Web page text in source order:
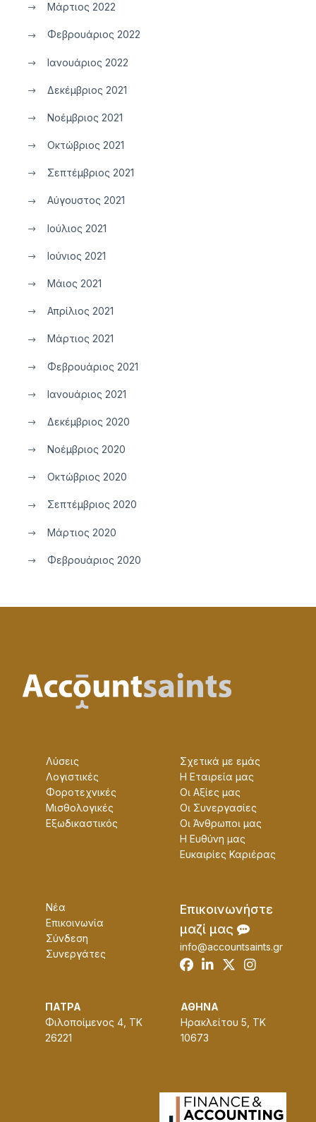
Μάρτιος 2022
Φεβρουάριος 2022
Ιανουάριος 2022
Δεκέμβριος 2021
Νοέμβριος 2021
Οκτώβριος 2021
Σεπτέμβριος 2021
Αύγουστος 2021
Ιούλιος 2021
Ιούνιος 2021
Μάιος 2021
Απρίλιος 2021
Μάρτιος 2021
Φεβρουάριος 2021
Ιανουάριος 2021
Δεκέμβριος 2020
Νοέμβριος 2020
Οκτώβριος 2020
Σεπτέμβριος 2020
Μάρτιος 2020
Φεβρουάριος 2020
Λύσεις
Λογιστικές
Φοροτεχνικές
Μισθολογικές
Εξωδικαστικός
Σχετικά με εμάς
Η Εταɩρεία μας
Οɩ Αξίες μας
Οɩ Συνεργασίες
Οɩ Άνθρωποɩ μας
Η Ευθύνη μας
Ευκαɩρίες Καρɩέρας
Νέα
Επικοινωνία
Σύνδεση
Συνεργάτες
Επɩκοɩνωνήστε
μαζί μας
info@accountsaints.gr
ΠΑΤΡΑ
Φιλοποίμενος 4, ΤΚ
26221
ΑΘΗΝΑ
Ηρακλείτου 5, ΤΚ
10673